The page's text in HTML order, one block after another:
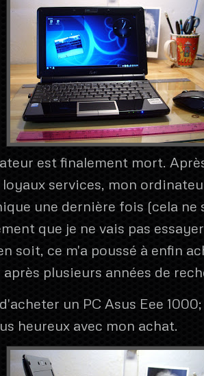
est finalement mort.
services, mon
une dernière fois (cela ne
que je ne vais pas
soit, ce m'a poussé à enfin
plusieurs années de
un PC Asus Eee
heureux avec mon achat.